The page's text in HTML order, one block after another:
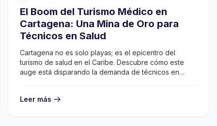
El Boom del Turismo Médico en
Cartagena: Una Mina de Oro para
Técnicos en Salud
Cartagena no es solo playas; es el epicentro del
turismo de salud en el Caribe. Descubre cómo este
auge está disparando la demanda de técnicos en
Leer más